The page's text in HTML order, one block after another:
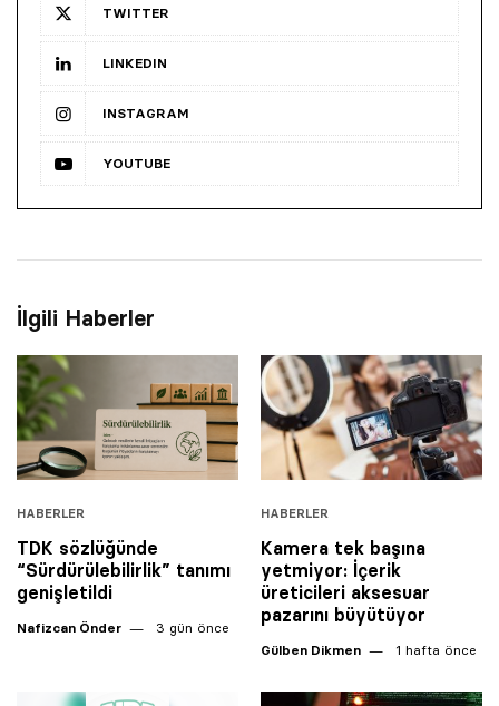
TWITTER
LINKEDIN
INSTAGRAM
YOUTUBE
İlgili Haberler
HABERLER
TDK sözlüğünde
“Sürdürülebilirlik” tanımı
genişletildi
Nafizcan Önder 3 gün önce
HABERLER
Kamera tek başına
yetmiyor: İçerik
üreticileri aksesuar
pazarını büyütüyor
Gülben Dikmen 1 hafta önce